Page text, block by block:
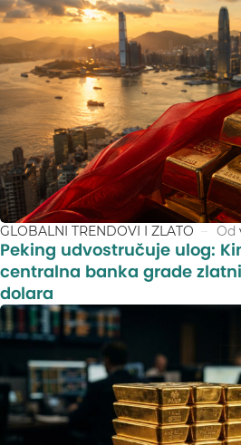
GLOBALNI TRENDOVI I ZLATO Od
Peking udvostručuje ulog:
centralna banka grade
dolara